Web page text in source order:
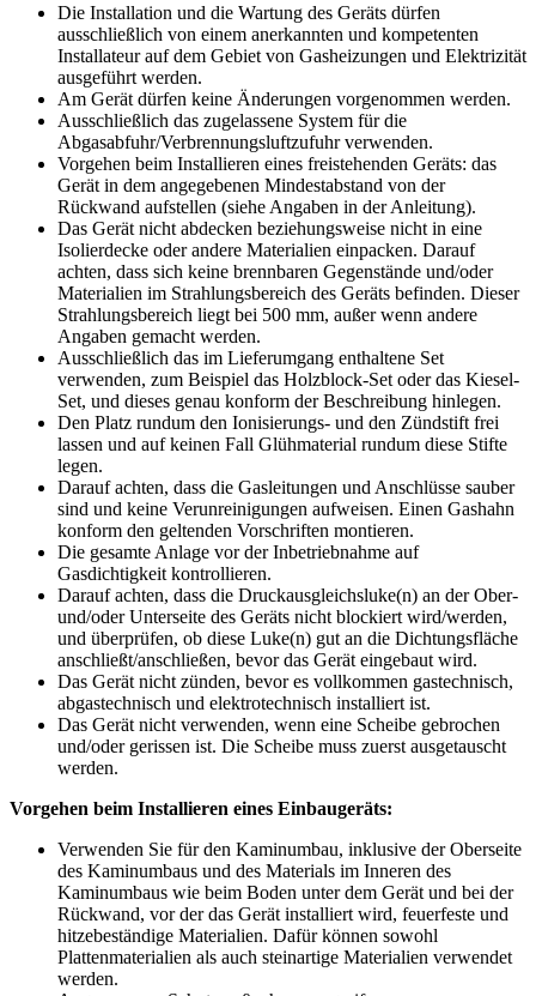
Die Installation und die Wartung des Geräts dürfen
ausschließlich von einem anerkannten und kompetenten
Installateur auf dem Gebiet von Gasheizungen und Elektrizität
ausgeführt werden.
Am Gerät dürfen keine Änderungen vorgenommen werden.
Ausschließlich das zugelassene System für die
Abgasabfuhr/Verbrennungsluftzufuhr verwenden.
Vorgehen beim Installieren eines freistehenden Geräts: das
Gerät in dem angegebenen Mindestabstand von der
Rückwand aufstellen (siehe Angaben in der Anleitung).
Das Gerät nicht abdecken beziehungsweise nicht in eine
Isolierdecke oder andere Materialien einpacken. Darauf
achten, dass sich keine brennbaren Gegenstände und/oder
Materialien im Strahlungsbereich des Geräts befinden. Dieser
Strahlungsbereich liegt bei 500 mm, außer wenn andere
Angaben gemacht werden.
Ausschließlich das im Lieferumgang enthaltene Set
verwenden, zum Beispiel das Holzblock-Set oder das Kiesel-
Set, und dieses genau konform der Beschreibung hinlegen.
Den Platz rundum den Ionisierungs- und den Zündstift frei
lassen und auf keinen Fall Glühmaterial rundum diese Stifte
legen.
Darauf achten, dass die Gasleitungen und Anschlüsse sauber
sind und keine Verunreinigungen aufweisen. Einen Gashahn
konform den geltenden Vorschriften montieren.
Die gesamte Anlage vor der Inbetriebnahme auf
Gasdichtigkeit kontrollieren.
Darauf achten, dass die Druckausgleichsluke(n) an der Ober-
und/oder Unterseite des Geräts nicht blockiert wird/werden,
und überprüfen, ob diese Luke(n) gut an die Dichtungsfläche
anschließt/anschließen, bevor das Gerät eingebaut wird.
Das Gerät nicht zünden, bevor es vollkommen gastechnisch,
abgastechnisch und elektrotechnisch installiert ist.
Das Gerät nicht verwenden, wenn eine Scheibe gebrochen
und/oder gerissen ist. Die Scheibe muss zuerst ausgetauscht
werden.
Vorgehen beim Installieren eines Einbaugeräts:
Verwenden Sie für den Kaminumbau, inklusive der Oberseite
des Kaminumbaus und des Materials im Inneren des
Kaminumbaus wie beim Boden unter dem Gerät und bei der
Rückwand, vor der das Gerät installiert wird, feuerfeste und
hitzebeständige Materialien. Dafür können sowohl
Plattenmaterialien als auch steinartige Materialien verwendet
werden.